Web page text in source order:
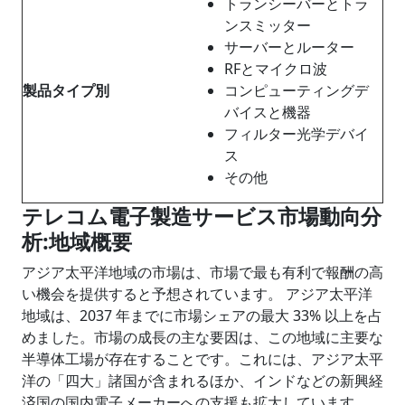
製品タイプ別
ンスミッター
サーバーとルーター
RFとマイクロ波
コンピューティングデ
バイスと機器
フィルター光学デバイ
ス
その他
テレコム電子製造サービス市場動向分
析:地域概要
アジア太平洋地域の市場は、市場で最も有利で報酬の高
い機会を提供すると予想されています。 アジア太平洋
地域は、2037 年までに市場シェアの最大 33% 以上を占
めました。市場の成長の主な要因は、この地域に主要な
半導体工場が存在することです。これには、アジア太平
洋の「四大」諸国が含まれるほか、インドなどの新興経